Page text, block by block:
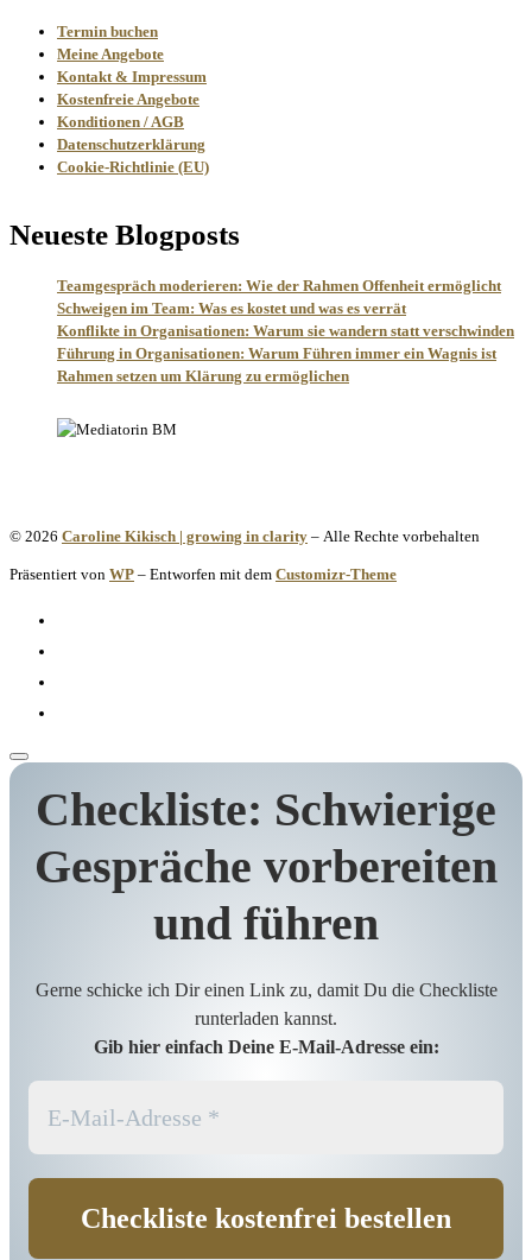
Termin buchen
Meine Angebote
Kontakt & Impressum
Kostenfreie Angebote
Konditionen / AGB
Datenschutzerklärung
Cookie-Richtlinie (EU)
Neueste Blogposts
Teamgespräch moderieren: Wie der Rahmen Offenheit ermöglicht
Schweigen im Team: Was es kostet und was es verrät
Konflikte in Organisationen: Warum sie wandern statt verschwinden
Führung in Organisationen: Warum Führen immer ein Wagnis ist
Rahmen setzen um Klärung zu ermöglichen
© 2026 Caroline Kikisch | growing in clarity – Alle Rechte vorbehalten
Präsentiert von WP – Entworfen mit dem Customizr-Theme
Checkliste: Schwierige
Gespräche vorbereiten
und führen
Gerne schicke ich Dir einen Link zu, damit Du die Checkliste
runterladen kannst.
Gib hier einfach Deine E-Mail-Adresse ein: